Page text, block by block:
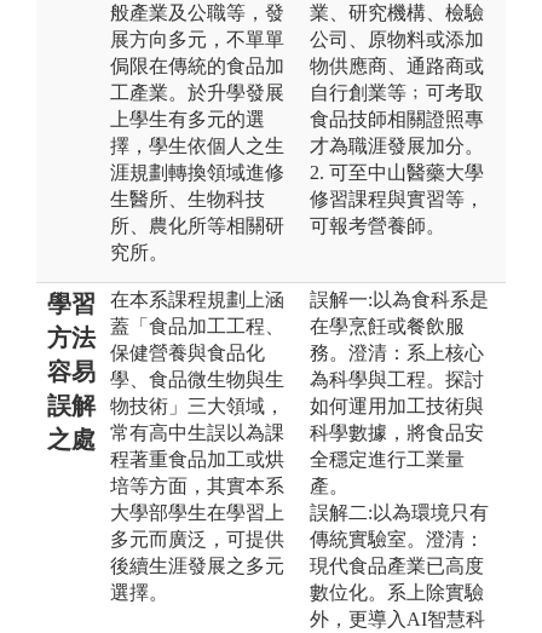
般產業及公職等，發
展方向多元，不單單
侷限在傳統的食品加
工產業。於升學發展
上學生有多元的選
擇，學生依個人之生
涯規劃轉換領域進修
生醫所、生物科技
所、農化所等相關研
究所。
業、研究機構、檢驗
公司、原物料或添加
物供應商、通路商或
自行創業等﹔可考取
食品技師相關證照專
才為職涯發展加分。
2. 可至中山醫藥大學
修習課程與實習等，
可報考營養師。
學習
方法
容易
誤解
之處
在本系課程規劃上涵
蓋「食品加工工程、
保健營養與食品化
學、食品微生物與生
物技術」三大領域，
常有高中生誤以為課
程著重食品加工或烘
培等方面，其實本系
大學部學生在學習上
多元而廣泛，可提供
後續生涯發展之多元
選擇。
誤解一:以為食科系是
在學烹飪或餐飲服
務。澄清：系上核心
為科學與工程。探討
如何運用加工技術與
科學數據，將食品安
全穩定進行工業量
產。
誤解二:以為環境只有
傳統實驗室。澄清：
現代食品產業已高度
數位化。系上除實驗
外，更導入AI智慧科